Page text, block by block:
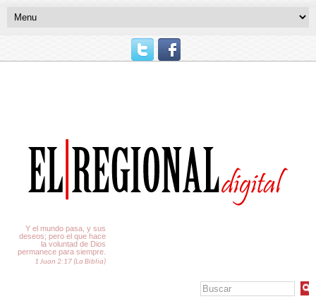
Y el mundo pasa, y sus
deseos; pero el que hace
la voluntad de Dios
permanece para siempre.
1 Juan 2:17 (La Biblia)